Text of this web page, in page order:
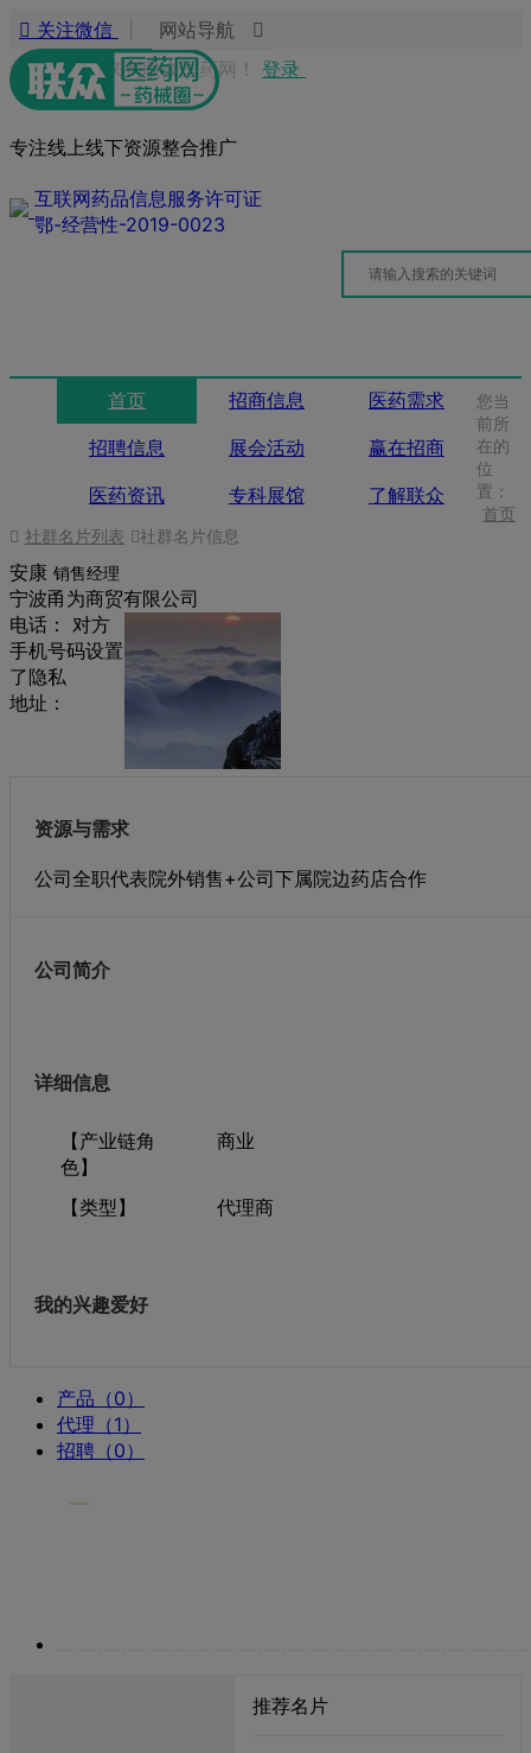
关注微信
网站导航
您好，欢迎来到联众医药网！
登录
专注线上线下资源整合推广
互联网药品信息服务许可证
鄂-经营性-2019-0023
首页 招商信息
医药需求
招聘信息
展会活动
赢在招商
医药资讯
专科展馆 了解联众
您当
前所
在的
位
置：
首页
社群名片列表
社群名片信息
安康 销售经理
宁波甬为商贸有限公司
电话： 对方
手机号码设置
了隐私
地址：
资源与需求
公司全职代表院外销售+公司下属院边药店合作
公司简介
详细信息
【产业链角
色】
商业
【类型】 代理商
我的兴趣爱好
产品（0）
代理（1）
招聘（0）
推荐名片